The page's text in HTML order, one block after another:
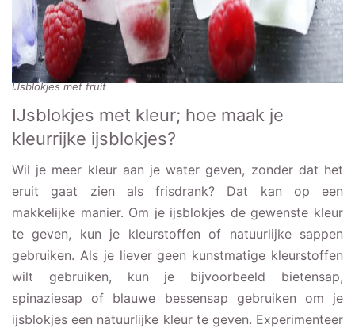
IJsblokjes met fruit
IJsblokjes met kleur; hoe maak je
kleurrijke ijsblokjes?
Wil je meer kleur aan je water geven, zonder dat het
eruit gaat zien als frisdrank? Dat kan op een
makkelijke manier. Om je ijsblokjes de gewenste kleur
te geven, kun je kleurstoffen of natuurlijke sappen
gebruiken. Als je liever geen kunstmatige kleurstoffen
wilt gebruiken, kun je bijvoorbeeld bietensap,
spinaziesap of blauwe bessensap gebruiken om je
ijsblokjes een natuurlijke kleur te geven. Experimenteer